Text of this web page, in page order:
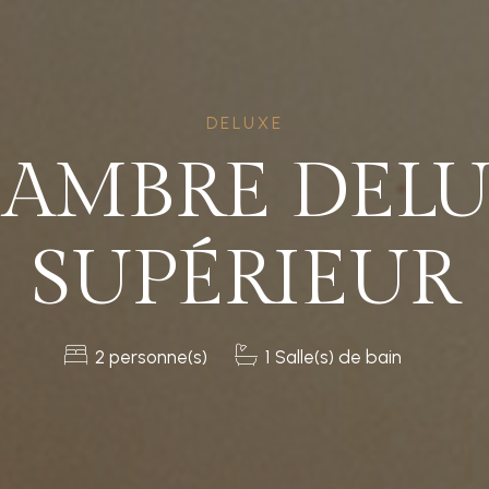
DELUXE
SUPÉRIEUR
2 personne(s) 1 Salle(s) de bain